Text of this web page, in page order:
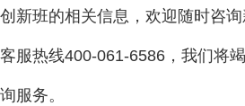
创新班的相关信息，欢迎随时咨
客服热线400-061-6586，我们将
询服务。